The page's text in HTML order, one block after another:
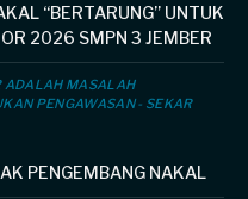
“BERTARUNG” UNTUK
2026 SMPN 3 JEMBER
ADALAH MASALAH
PENGAWASAN - SEKAR
PENGEMBANG NAKAL